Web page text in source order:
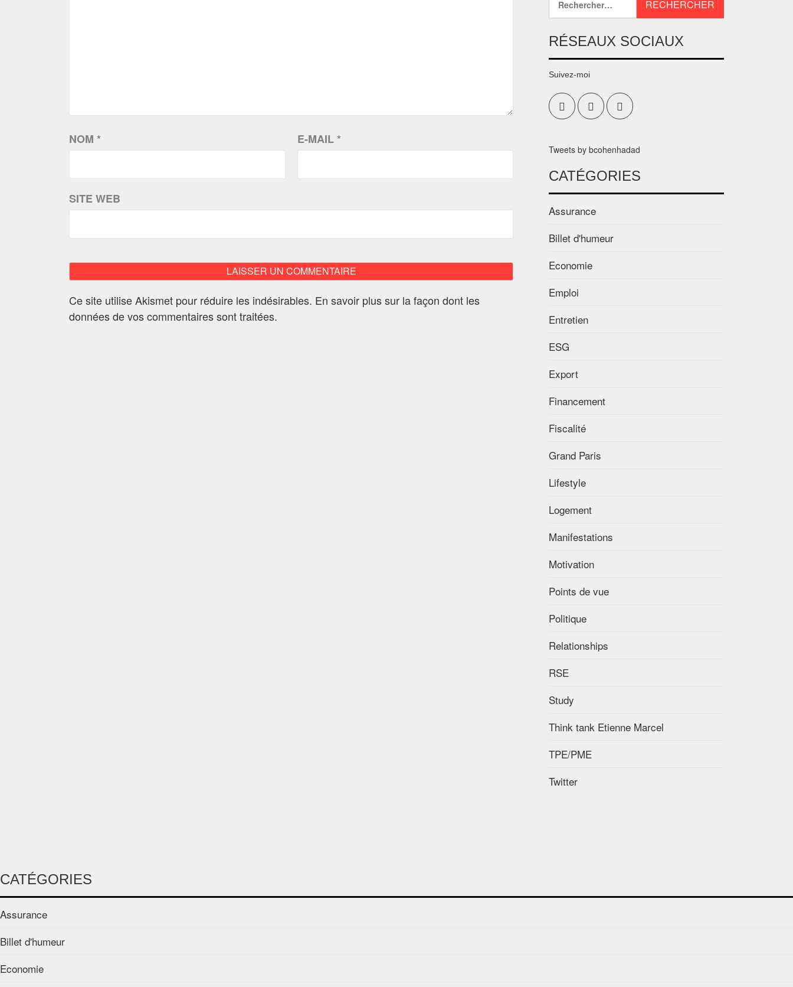
NOM * E-MAIL*
SITE WEB
Ce site utilise Akismet pour réduire les indésirables. En savoir plus sur la façon dont les
données de vos commentaires sont traitées.
RÉSEAUX SOCIAUX
Suivez-moi
Tweets by bcohenhadad
CATÉGORIES
Assurance
Billet d'humeur
Economie
Emploi
Entretien
ESG
Export
Financement
Fiscalité
Grand Paris
Lifestyle
Logement
Manifestations
Motivation
Points de vue
Politique
Relationships
RSE
Study
Think tank Etienne Marcel
TPE/PME
Twitter
CATÉGORIES
Assurance
Billet d'humeur
Economie